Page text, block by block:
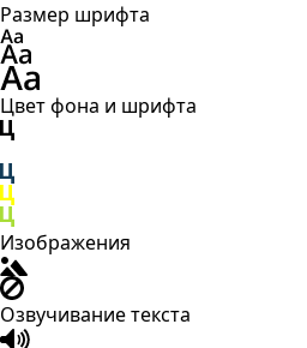
Размер шрифта
Цвет фона и шрифта
Изображения
Озвучивание текста